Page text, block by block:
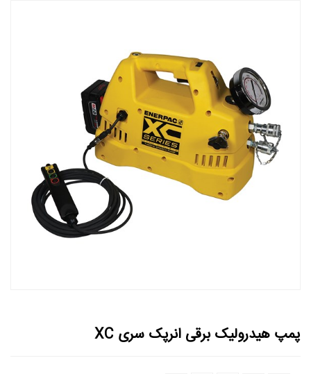
پمپ هیدرولیک برقی انرپک سری XC